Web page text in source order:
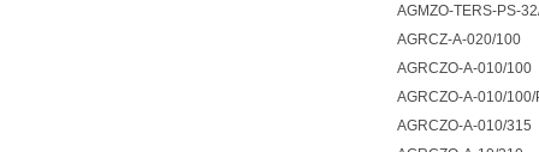
AGMZO-TERS-PS-
AGRCZ-A-020/100
AGRCZO-A-010/100
AGRCZO-A-010/100/
AGRCZO-A-010/315